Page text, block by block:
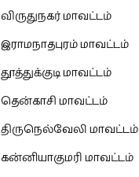
விருதுநகர் மாவட்டம்
இராமநாதபுரம் மாவட்டம்
தூத்துக்குடி மாவட்டம்
தென்காசி மாவட்டம்
திருநெல்வேலி மாவட்டம்
கன்னியாகுமரி மாவட்டம்